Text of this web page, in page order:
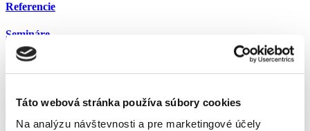
Táto webová stránka používa súbory cookies
Na analýzu návštevnosti a pre marketingové účely
Referencie
Semináre
Kariéra